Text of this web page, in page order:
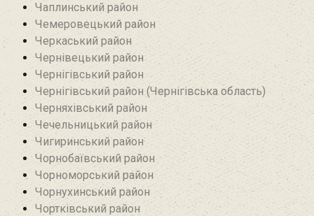
Чаплинський район
Чемеровецький район
Черкаський район
Чернівецький район
Чернігівський район
Чернігівський район (Чернігівська область)
Черняхівський район‎
Чечельницький район
Чигиринський район
Чорнобаївський район
Чорноморський район
Чорнухинський район‎
Чортківський район